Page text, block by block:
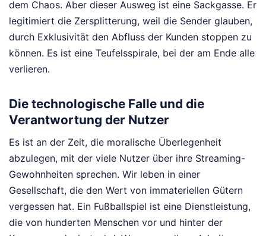
dem Chaos. Aber dieser Ausweg ist eine Sackgasse. Er
legitimiert die Zersplitterung, weil die Sender glauben,
durch Exklusivität den Abfluss der Kunden stoppen zu
können. Es ist eine Teufelsspirale, bei der am Ende alle
verlieren.
Die technologische Falle und die
Verantwortung der Nutzer
Es ist an der Zeit, die moralische Überlegenheit
abzulegen, mit der viele Nutzer über ihre Streaming-
Gewohnheiten sprechen. Wir leben in einer
Gesellschaft, die den Wert von immateriellen Gütern
vergessen hat. Ein Fußballspiel ist eine Dienstleistung,
die von hunderten Menschen vor und hinter der